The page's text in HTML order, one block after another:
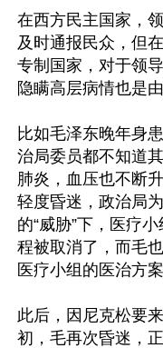
在西方民主国家，
及时通报民众，但
专制国家，对于领
隐瞒高层病情也是由
比如毛泽东晚年身
治局委员都不知道
肺炎，血压也不断
轻度昏迷，政治局
的“威胁”下，医疗
程被取消了，而毛
医疗小组的医治方案
此后，因尼克松要
初，毛再次昏迷，